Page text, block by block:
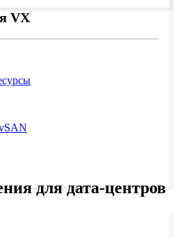
VX
для дата-центров